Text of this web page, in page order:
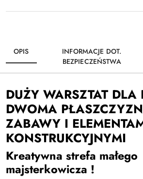
OPIS
INFORMACJE DOT.
BEZPIECZEŃSTWA
DUŻY WARSZTAT DLA
DWOMA
ZABAWY I
KONSTRUKCYJNYMI
Kreatywna strefa małego
majsterkowicza !